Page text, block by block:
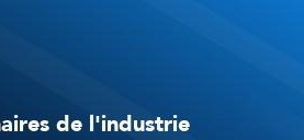
de l'industrie